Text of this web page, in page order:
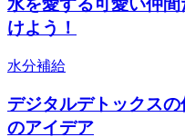
水を愛する可愛い仲
けよう！
水分補給
デジタルデトックス
のアイデア